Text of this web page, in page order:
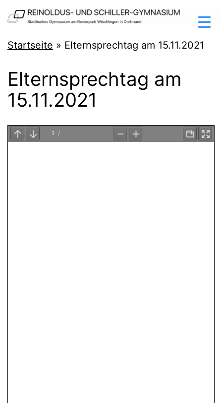
Zum
Inhalt
springen
Reinoldus-
Schiller-
Gymnasium
Startseite » Elternsprechtag am 15.11.2021
Elternsprechtag am
15.11.2021